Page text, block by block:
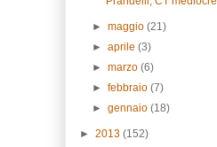
►maggio(21)
►aprile(3)
►marzo(6)
►febbraio(7)
►gennaio(18)
► 2013 (152)